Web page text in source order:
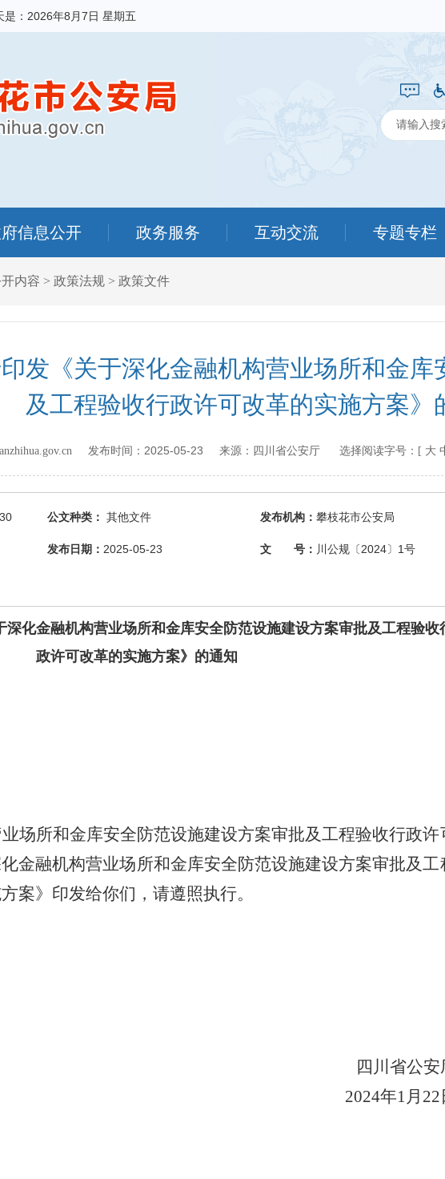
是： 2026年8月7日 星期五
信息公开 政务服务 互动交流 专题专栏
内容 > 政策法规> 政策文件
发《关于深化金融机构营业场所和金
及工程验收行政许可改革的实施方案》
发布时间： 2025-05-23 来源： 四川省公安厅 选择阅读字号：[ 大
公文种类： 其他文件 发布机构： 攀枝花市公安局
发布日期： 2025-05-23 文 号： 川公规〔2024〕1号
深化金融机构营业场所和金库安全防范设施建设方案审批及工程验收
政许可改革的实施方案》的通知
场所和金库安全防范设施建设方案审批及工程验收行政许
金融机构营业场所和金库安全防范设施建设方案审批及工
案》印发给你们，请遵照执行。
四川省公安
2024年1月22